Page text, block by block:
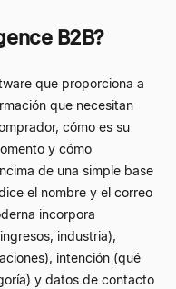
B2B?
que proporciona a
que necesitan
cómo es su
y cómo
de una simple base
el nombre y el correo
incorpora
industria),
intención (qué
y datos de contacto